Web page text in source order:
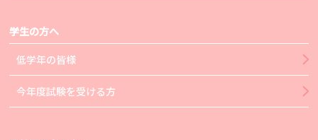
学生の方へ
低学年の皆様
今年度試験を受ける方